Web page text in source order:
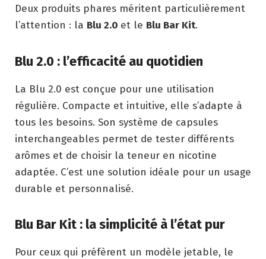
Deux produits phares méritent particulièrement
l’attention : la Blu 2.0 et le Blu Bar Kit.
Blu 2.0 : l’efficacité au quotidien
La Blu 2.0 est conçue pour une utilisation
régulière. Compacte et intuitive, elle s’adapte à
tous les besoins. Son système de capsules
interchangeables permet de tester différents
arômes et de choisir la teneur en nicotine
adaptée. C’est une solution idéale pour un usage
durable et personnalisé.
Blu Bar Kit : la simplicité à l’état pur
Pour ceux qui préfèrent un modèle jetable, le